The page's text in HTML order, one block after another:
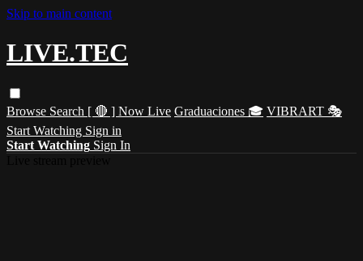
Skip to main content
LIVE.TEC
Browse Search [ 🔴 ] Now Live Graduaciones 🎓 VIBRART 🎭
Start Watching Sign in
Start Watching Sign In